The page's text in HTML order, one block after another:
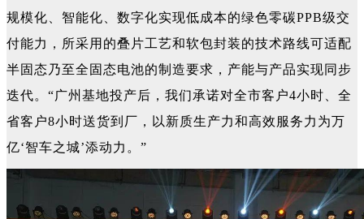
规模化、智能化、数字化实现低成本的绿色零碳PPB级交
付能力，所采用的叠片工艺和软包封装的技术路线可适配
半固态乃至全固态电池的制造要求，产能与产品实现同步
迭代。“广州基地投产后，我们承诺对全市客户4小时、全
省客户8小时送货到厂，以新质生产力和高效服务力为万
亿‘智车之城’添动力。”